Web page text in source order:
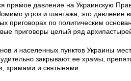
прямое давление на Украинскую
угроз и шантажа, это давление
приговорах по политическим
приговоры целый ряд
и населенных пунктов Украины
закрывают ее храмы,
храмами и святынями.